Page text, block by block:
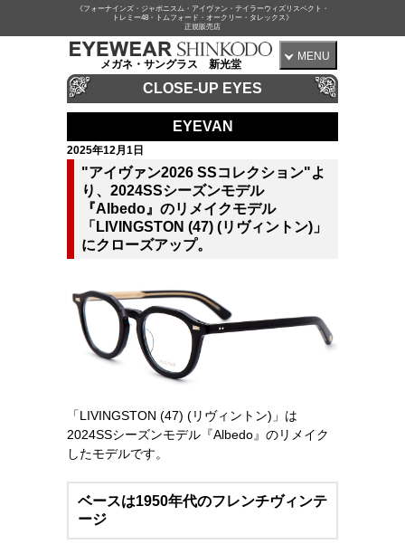
《フォーナインズ・ジャポニスム・アイヴァン・テイラーウィズリスペクト・
トレミー48・トムフォード・オークリー・タレックス》
正規販売店
メガネ・サングラス 新光堂
MENU
CLOSE-UP EYES
EYEVAN
2025年12月1日
"アイヴァン2026 SSコレクション"よ
り、2024SSシーズンモデル
『Albedo』のリメイクモデル
「LIVINGSTON (47) (リヴィントン)」
にクローズアップ。
「LIVINGSTON (47) (リヴィントン)」は
2024SSシーズンモデル『Albedo』のリメイク
したモデルです。
ベースは1950年代のフレンチヴィンテ
ージ